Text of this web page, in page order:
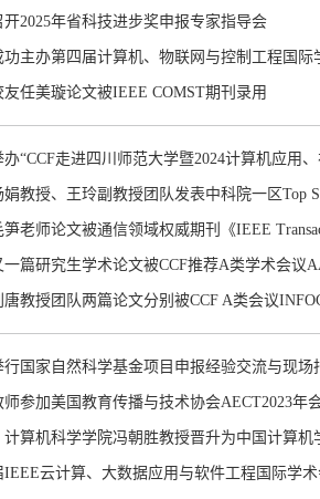
开2025年省科技进步奖申报专家指导会
功主办第四届计算机、物联网与控制工程国际
友任美璇论文被IEEE COMST期刊录用
办“CCF走进四川师范大学暨2024计算机应用
娟教授、王玲副教授团队发表中科院一区Top
老师论文被通信领域权威期刊《IEEE
一篇研究生学术论文被CCF推荐A类学术会议
唐教授团队两篇论文分别被CCF A类会议
行国家自然科学基金项目申报经验交流与现场
师参加美国教育传播与技术协会AECT2023年
计算机科学学院冯朝胜教授晋升为中国计算机
IEEE云计算、大数据应用与软件工程国际学